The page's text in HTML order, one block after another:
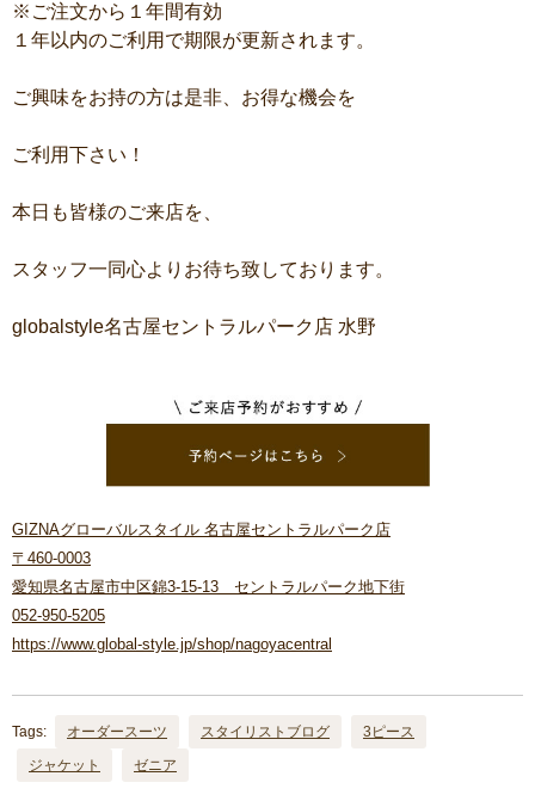
※ご注文から１年間有効
１年以内のご利用で期限が更新されます。
ご興味をお持の方は是非、お得な機会を
ご利用下さい！
本日も皆様のご来店を、
スタッフ一同心よりお待ち致しております。
globalstyle名古屋セントラルパーク店 水野
GIZNAグローバルスタイル 名古屋セントラルパーク店
〒460-0003
愛知県名古屋市中区錦3-15-13 セントラルパーク地下街
052-950-5205
https://www.global-style.jp/shop/nagoyacentral
Tags: オーダースーツ スタイリストブログ
3ピース
ジャケット
ゼニア